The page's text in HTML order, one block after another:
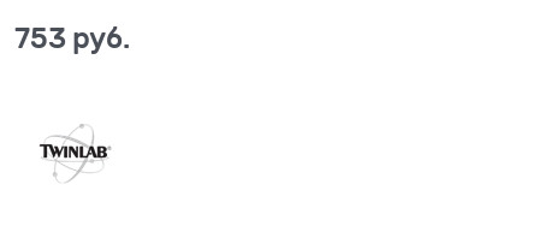
753 руб.